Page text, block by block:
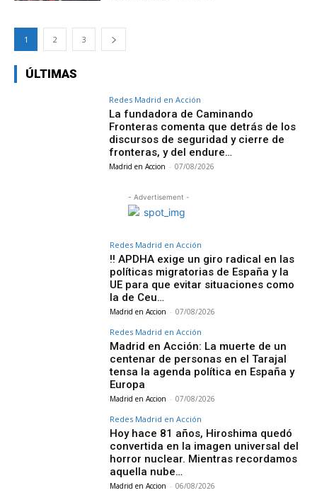
1 2 3
ÚLTIMAS
Redes Madrid en Acción
La fundadora de Caminando
Fronteras comenta que detrás de los
discursos de seguridad y cierre de
fronteras, y del endure…
Madrid en Accion - 07/08/2026
- Advertisement -
Redes Madrid en Acción
‼️ APDHA exige un giro radical en las
políticas migratorias de España y la
UE para que evitar situaciones como
la de Ceu…
Madrid en Accion - 07/08/2026
Redes Madrid en Acción
Madrid en Acción: La muerte de un
centenar de personas en el Tarajal
tensa la agenda política en España y
Europa
Madrid en Accion - 07/08/2026
Redes Madrid en Acción
Hoy hace 81 años, Hiroshima quedó
convertida en la imagen universal del
horror nuclear. Mientras recordamos
aquella nube…
Madrid en Accion - 06/08/2026